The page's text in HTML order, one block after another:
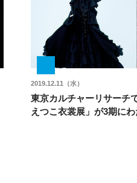
2019.12.11（水）
東京カルチャーリサーチ
えつこ衣裳展」が3期にわ